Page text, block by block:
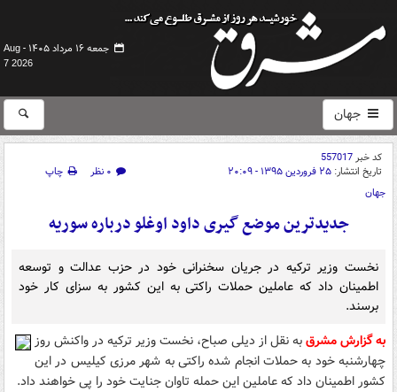
جمعه ۱۶ مرداد ۱۴۰۵ -
Aug
7 2026
جهان
کد خبر557017
تاریخ انتشار: ۲۵ فروردین ۱۳۹۵ - ۲۰:۰۹ ۰ نظر
چاپ
جهان
جدیدترین موضع گیری داود اوغلو درباره سوریه
نخست وزیر ترکیه در جریان سخنرانی خود در حزب عدالت و توسعه
اطمینان داد که عاملین حملات راکتی به این کشور به سزای کار خود
برسند.
به گزارش مشرقبه نقل از دیلی صباح، نخست وزیر ترکیه در واکنش روز
چهارشنبه خود به حملات انجام شده راکتی به شهر مرزی کیلیس در این
کشور اطمینان داد که عاملین این حمله تاوان جنایت خود را پی خواهند داد.